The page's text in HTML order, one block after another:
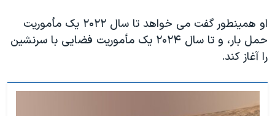
او همینطور گفت می خواهد تا سال ۲۰۲۲ یک مأموریت
حمل بار، و تا سال ۲۰۲۴ یک مأموریت فضایی با سرنشین
را آغاز کند.